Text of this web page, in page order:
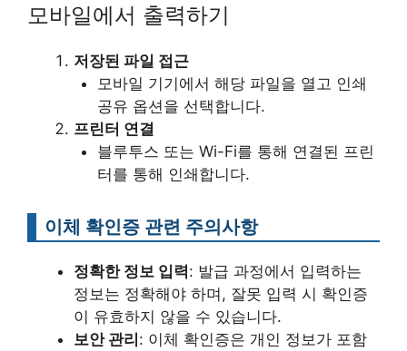
모바일에서 출력하기
저장된 파일 접근
모바일 기기에서 해당 파일을 열고 인쇄
공유 옵션을 선택합니다.
프린터 연결
블루투스 또는 Wi-Fi를 통해 연결된 프린
터를 통해 인쇄합니다.
이체 확인증 관련 주의사항
정확한 정보 입력: 발급 과정에서 입력하는
정보는 정확해야 하며, 잘못 입력 시 확인증
이 유효하지 않을 수 있습니다.
보안 관리: 이체 확인증은 개인 정보가 포함